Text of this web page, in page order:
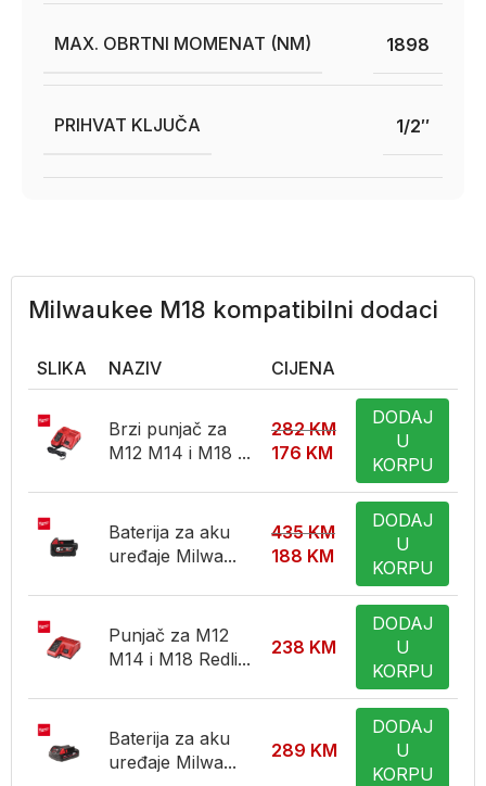
MAX. OBRTNI MOMENAT (NM) 1898
PRIHVAT KLJUČA 1/2″
Milwaukee M18 kompatibilni dodaci
SLIKA NAZIV CIJENA
Brzi punjač za
M12 M14 i M18 ...
282KM
176 KM
DODAJ
U
KORPU
Baterija za aku
uređaje Milwa...
435KM
188 KM
DODAJ
U
KORPU
Punjač za M12
M14 i M18 Redli...
238 KM
DODAJ
U
KORPU
Baterija za aku
uređaje Milwa...
289 KM
DODAJ
U
KORPU